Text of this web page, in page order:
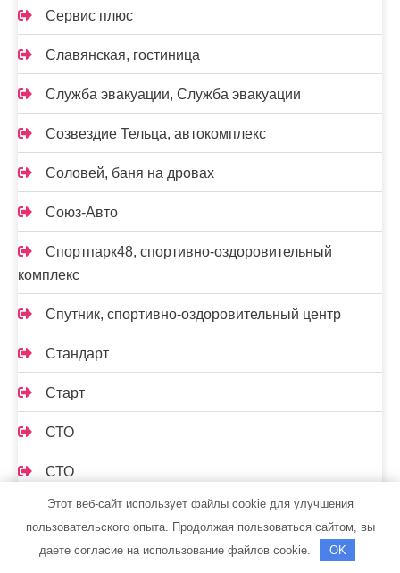
Сервис плюс
Славянская, гостиница
Служба эвакуации, Служба эвакуации
Созвездие Тельца, автокомплекс
Соловей, баня на дровах
Союз-Авто
Спортпарк48, спортивно-оздоровительный
комплекс
Спутник, спортивно-оздоровительный центр
Стандарт
Старт
СТО
СТО
СТО 19
СТО Автосервис
Этот веб-сайт использует файлы cookie для улучшения
пользовательского опыта. Продолжая пользоваться сайтом, вы
даете согласие на использование файлов cookie.
OK